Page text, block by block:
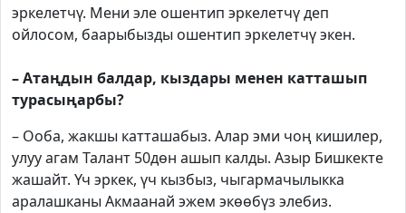
эркелетчү. Мени эле ошентип эркелетчү деп
ойлосом, баарыбызды ошентип эркелетчү экен.
– Атаңдын балдар, кыздары менен катташып
турасыңарбы?
– Ооба, жакшы катташабыз. Алар эми чоң кишилер,
улуу агам Талант 50дөн ашып калды. Азыр Бишкекте
жашайт. Үч эркек, үч кызбыз, чыгармачылыкка
аралашканы Акмаанай эжем экөөбүз элебиз.